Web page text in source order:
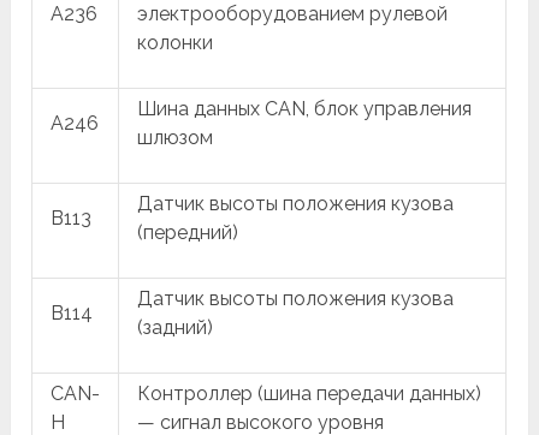
A236
электрооборудованием рулевой
колонки
A246
Шина данных CAN, блок управления
шлюзом
B113
Датчик высоты положения кузова
(передний)
B114
Датчик высоты положения кузова
(задний)
CAN-
H
Контроллер (шина передачи данных)
— сигнал высокого уровня